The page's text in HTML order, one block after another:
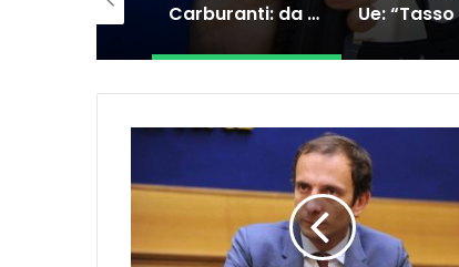
Ue: “Tasso occupazione al 76,3%, ma indietro su formazione e povertà”